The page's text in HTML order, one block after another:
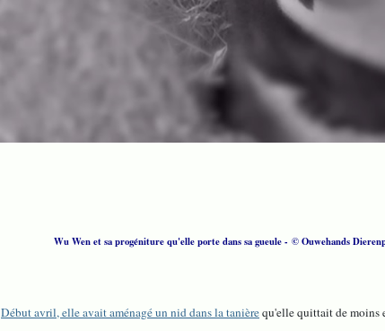
Wu Wen et sa progéniture qu'elle porte dans sa gueule - © Ouwehands
Début avril, elle avait aménagé un nid dans la tanièrequ'elle quittait de moins